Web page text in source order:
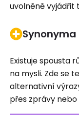
uvolněně vyjádřit
Synonyma
Existuje spousta
na mysli. Zde se
alternativní
přes zprávy